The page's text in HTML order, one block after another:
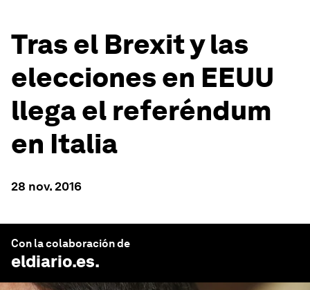
Tras el Brexit y las
elecciones en EEUU
llega el referéndum
en Italia
28 nov. 2016
Con la colaboración de
eldiario.es.